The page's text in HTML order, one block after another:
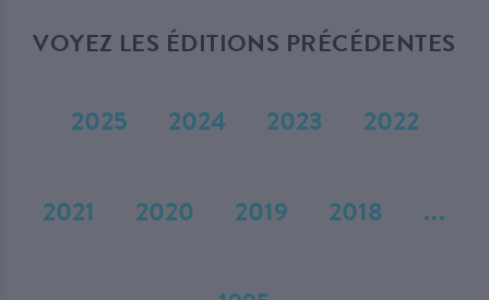
VOYEZ LES ÉDITIONS PRÉCÉDENTES
2025 2024 2023 2022
2021 2020 2019 2018 ...